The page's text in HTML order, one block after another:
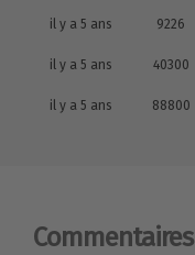
il y a 5 ans 9226
il y a 5 ans 40300
il y a 5 ans 88800
Commentaires